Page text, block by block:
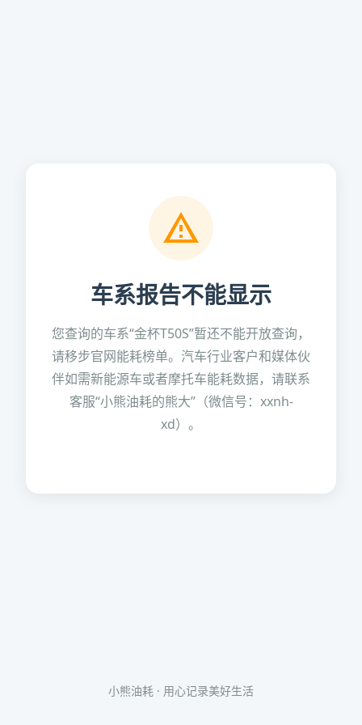
车系报告不能显示
您查询的车系“金杯T50S”暂还不能开放查询，
请移步官网能耗榜单。汽车行业客户和媒体伙
伴如需新能源车或者摩托车能耗数据，请联系
客服“小熊油耗的熊大”（微信号：xxnh-
xd）。
小熊油耗 · 用心记录美好生活